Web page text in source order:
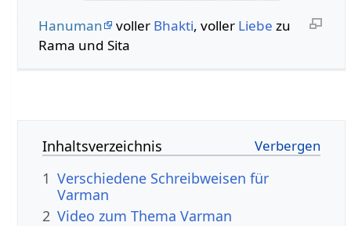
Hanuman voller Bhakti, voller Liebe zu
Rama und Sita
Inhaltsverzeichnis
1 Verschiedene Schreibweisen für
Varman
2 Video zum Thema Varman